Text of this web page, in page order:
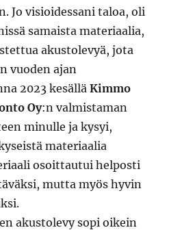
Jo visioidessani taloa, oli
samaista materiaalia,
akustolevyä, jota
vuoden ajan
2023 kesälläKimmo
Oy:n valmistaman
minulle ja kysyi,
materiaalia
osoittautui helposti
mutta myös hyvin
akustolevy sopi oikein